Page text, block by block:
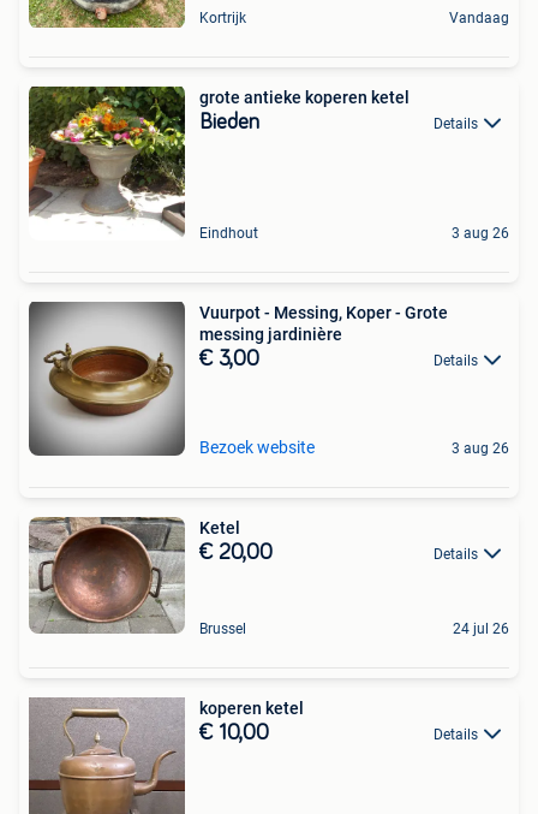
Kortrijk Vandaag
grote antieke koperen ketel
Bieden Details
Eindhout 3 aug 26
Vuurpot - Messing, Koper - Grote
messing jardinière
€ 3,00 Details
Bezoek website 3 aug 26
Ketel
€ 20,00 Details
Brussel 24 jul 26
koperen ketel
€ 10,00 Details